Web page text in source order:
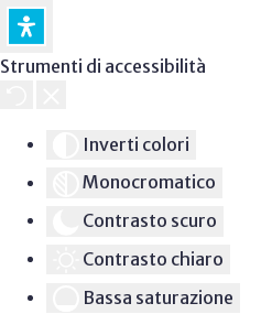
Strumenti di accessibilità
Inverti colori
Monocromatico
Contrasto scuro
Contrasto chiaro
Bassa saturazione